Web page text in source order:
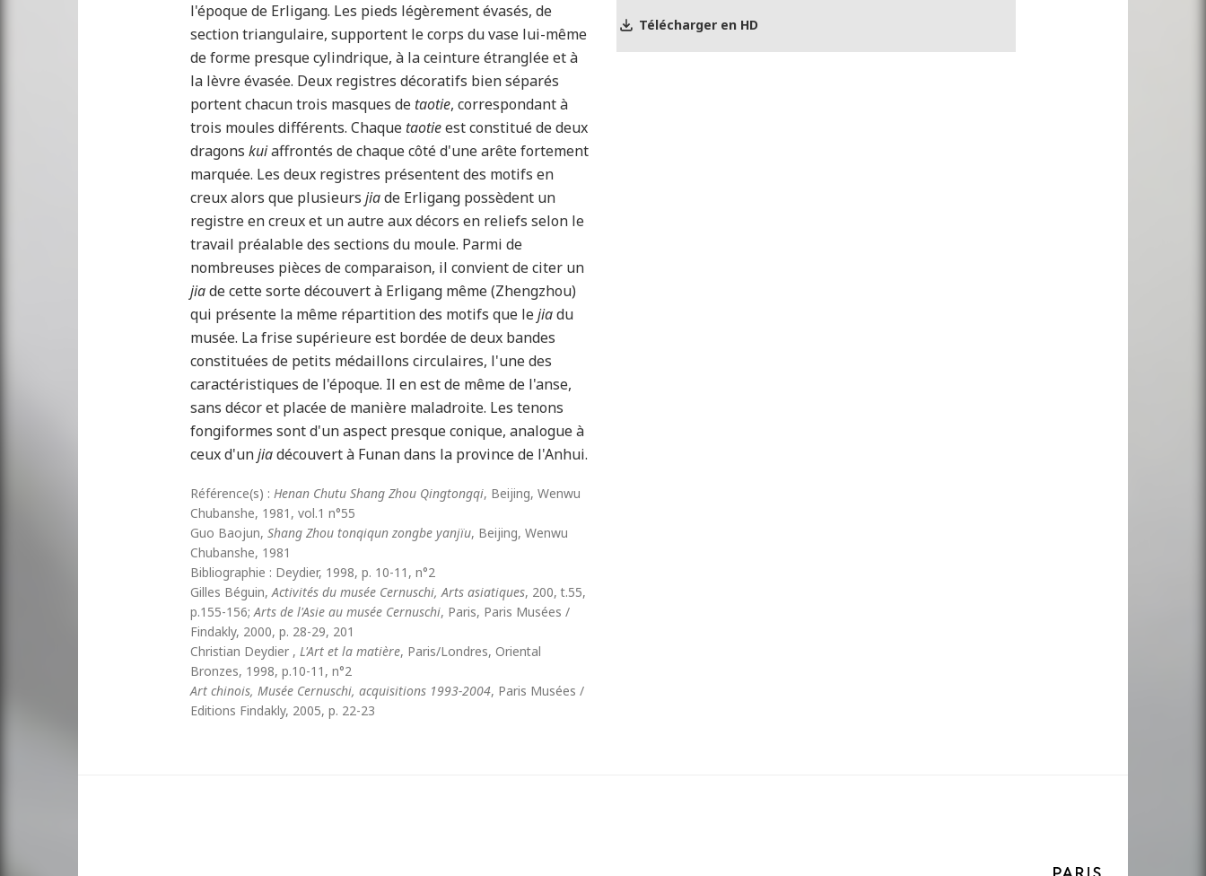
l'époque de Erligang. Les pieds légèrement évasés, de
section triangulaire, supportent le corps du vase lui-même
de forme presque cylindrique, à la ceinture étranglée et à
la lèvre évasée. Deux registres décoratifs bien séparés
portent chacun trois masques de taotie, correspondant à
trois moules différents. Chaque taotieest constitué de deux
dragons kuiaffrontés de chaque côté d'une arête fortement
marquée. Les deux registres présentent des motifs en
creux alors que plusieurs jiade Erligang possèdent un
registre en creux et un autre aux décors en reliefs selon le
travail préalable des sections du moule. Parmi de
nombreuses pièces de comparaison, il convient de citer un
jiade cette sorte découvert à Erligang même (Zhengzhou)
qui présente la même répartition des motifs que lejiadu
musée. La frise supérieure est bordée de deux bandes
constituées de petits médaillons circulaires, l'une des
caractéristiques de l'époque. Il en est de même de l'anse,
sans décor et placée de manière maladroite. Les tenons
fongiformes sont d'un aspect presque conique, analogue à
ceux d'unjiadécouvert à Funan dans la province de l'Anhui.
Référence(s) : Henan Chutu Shang Zhou Qingtongqi, Beijing, Wenwu
Chubanshe, 1981, vol.1 n°55
Guo Baojun, Shang Zhou tonqiqun zongbe yanjïu, Beijing, Wenwu
Chubanshe, 1981
Bibliographie : Deydier, 1998, p. 10-11, n°2
Gilles Béguin,Activités du musée Cernuschi, Arts asiatiques, 200, t.55,
p.155-156;Arts de l'Asie au musée Cernuschi, Paris, Paris Musées /
Findakly, 2000, p. 28-29, 201
Christian Deydier , L'Art et la matière, Paris/Londres, Oriental
Bronzes, 1998, p.10-11, n°2
Art chinois, Musée Cernuschi, acquisitions 1993-2004, Paris Musées /
Editions Findakly, 2005, p. 22-23
Télécharger en HD